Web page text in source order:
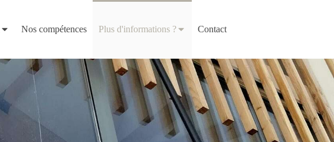
Nos compétences Plus d'informations ? Contact